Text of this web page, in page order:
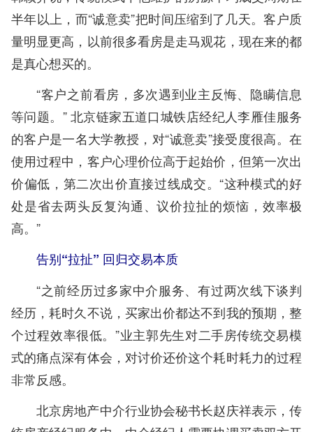
半年以上，而“诚意卖”把时间压缩到了几天。客户质
量明显更高，以前很多看房是走马观花，现在来的都
是真心想买的。
“客户之前看房，多次遇到业主反悔、隐瞒信息
等问题。” 北京链家五道口城铁店经纪人李雁佳服务
的客户是一名大学教授，对“诚意卖”接受度很高。在
使用过程中，客户心理价位高于起始价，但第一次出
价偏低，第二次出价直接过线成交。“这种模式的好
处是省去两头反复沟通、议价拉扯的烦恼，效率极
高。”
告别“拉扯” 回归交易本质
“之前经历过多家中介服务、有过两次线下谈判
经历，耗时久不说，买家出价都达不到我的预期，整
个过程效率很低。”业主郭先生对二手房传统交易模
式的痛点深有体会，对讨价还价这个耗时耗力的过程
非常反感。
北京房地产中介行业协会秘书长赵庆祥表示，传